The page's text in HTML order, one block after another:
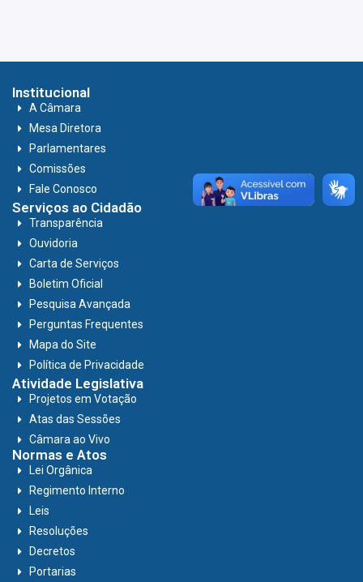
Institucional
A Câmara
Mesa Diretora
Parlamentares
Comissões
Fale Conosco
Serviços ao Cidadão
Transparência
Ouvidoria
Carta de Serviços
Boletim Oficial
Pesquisa Avançada
Perguntas Frequentes
Mapa do Site
Política de Privacidade
Atividade Legislativa
Projetos em Votação
Atas das Sessões
Câmara ao Vivo
Normas e Atos
Lei Orgânica
Regimento Interno
Leis
Resoluções
Decretos
Portarias